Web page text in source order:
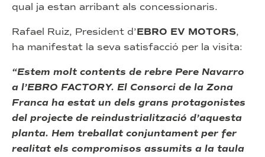
qual ja estan arribant als concessionaris.
Rafael Ruiz, President d’EBRO EV MOTORS,
ha manifestat la seva satisfacció per la visita:
“Estem molt contents de rebre Pere Navarro
a l’EBRO FACTORY. El Consorci de la Zona
Franca ha estat un dels grans protagonistes
del projecte de reindustrialització d’aquesta
planta. Hem treballat conjuntament per fer
realitat els compromisos assumits a la taula